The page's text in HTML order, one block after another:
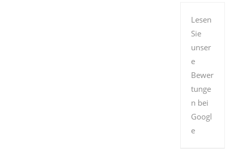
Lesen
Sie
unser
e
Bewer
tunge
n bei
Googl
e